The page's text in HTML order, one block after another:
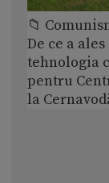
📁
De ce a
tehnologia
pentru
la